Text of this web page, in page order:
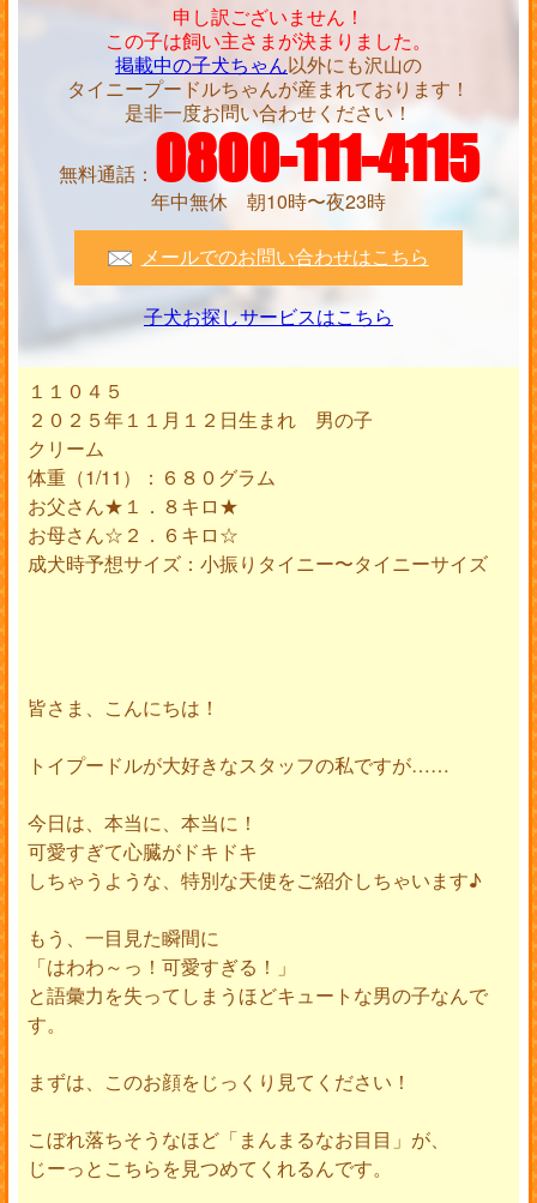
申し訳ございません！
この子は飼い主さまが決まりました。
掲載中の子犬ちゃん以外にも沢山の
タイニープードルちゃんが産まれております！
是非一度お問い合わせください！
無料通話： 0800-111-4115
年中無休 朝10時〜夜23時
メールでのお問い合わせはこちら
子犬お探しサービスはこちら
１１０４５
２０２５年１１月１２日生まれ 男の子
クリーム
体重（1/11）：６８０グラム
お父さん★１．８キロ★
お母さん☆２．６キロ☆
成犬時予想サイズ：小振りタイニー〜タイニーサイズ
皆さま、こんにちは！
トイプードルが大好きなスタッフの私ですが……
今日は、本当に、本当に！
可愛すぎて心臓がドキドキ
しちゃうような、特別な天使をご紹介しちゃいます♪
もう、一目見た瞬間に
「はわわ～っ！可愛すぎる！」
と語彙力を失ってしまうほどキュートな男の子なんで
す。
まずは、このお顔をじっくり見てください！
こぼれ落ちそうなほど「まんまるなお目目」が、
じーっとこちらを見つめてくれるんです。